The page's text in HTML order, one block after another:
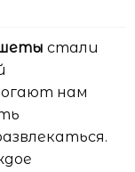
стали
нам